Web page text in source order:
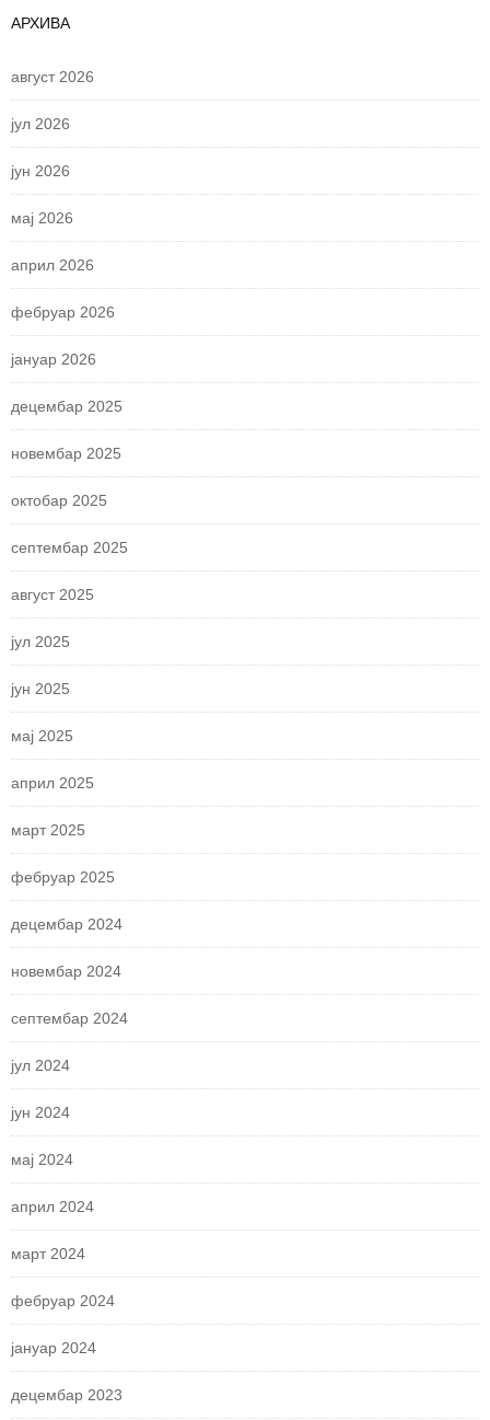
АРХИВА
август 2026
јул 2026
јун 2026
мај 2026
април 2026
фебруар 2026
јануар 2026
децембар 2025
новембар 2025
октобар 2025
септембар 2025
август 2025
јул 2025
јун 2025
мај 2025
април 2025
март 2025
фебруар 2025
децембар 2024
новембар 2024
септембар 2024
јул 2024
јун 2024
мај 2024
април 2024
март 2024
фебруар 2024
јануар 2024
децембар 2023